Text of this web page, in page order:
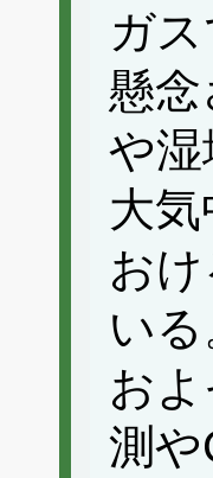
ガ
懸
や
大
お
い
お
測